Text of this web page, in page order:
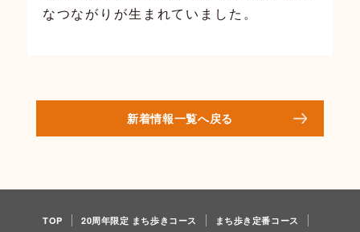
なつながりが生まれていました。
新着情報一覧へ戻る
TOP 20周年限定 まち歩きコース まち歩き定番コース